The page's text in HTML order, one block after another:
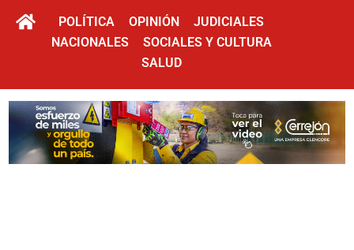
POLÍTICA OPINIÓN
JUDICIALES
NACIONALES
SOCIALES Y CULTURA
SALUD